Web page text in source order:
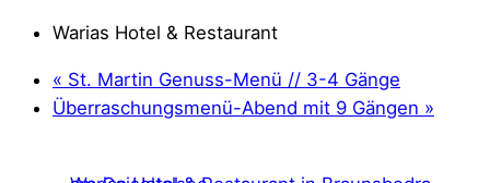
Warias Hotel & Restaurant
« St. Martin Genuss-Menü // 3-4 Gänge
Überraschungsmenü-Abend mit 9 Gängen »